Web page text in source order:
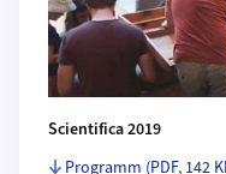
Scientifica 2019
Programm (PDF, 142